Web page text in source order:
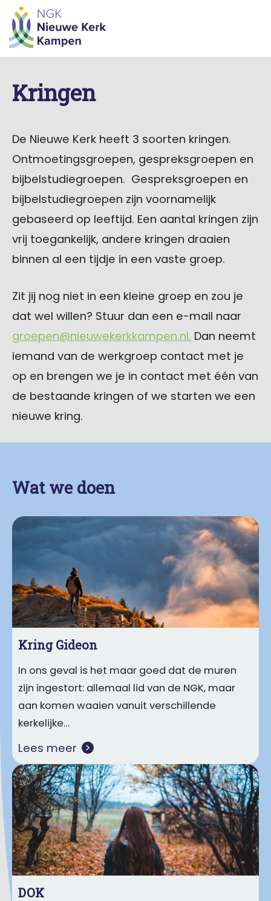
Skip
content
Kringen
De Nieuwe Kerk heeft 3 soorten kringen.
Ontmoetingsgroepen, gespreksgroepen en
bijbelstudiegroepen. Gespreksgroepen en
bijbelstudiegroepen zijn voornamelijk
gebaseerd op leeftijd. Een aantal kringen zijn
vrij toegankelijk, andere kringen draaien
binnen al een tijdje in een vaste groep.
Zit jij nog niet in een kleine groep en zou je
dat wel willen? Stuur dan een e-mail naar
groepen@nieuwekerkkampen.nl. Dan neemt
iemand van de werkgroep contact met je
op en brengen we je in contact met één van
de bestaande kringen of we starten we een
nieuwe kring.
Wat we doen
Kring Gideon
In ons geval is het maar goed dat de muren
zijn ingestort: allemaal lid van de NGK, maar
aan komen waaien vanuit verschillende
kerkelijke…
Lees meer
DOK